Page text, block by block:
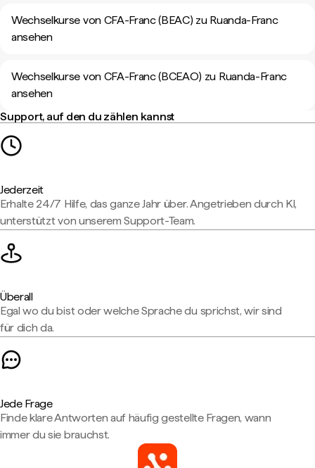
Wechselkurse von CFA-Franc (BEAC) zu Ruanda-Franc
ansehen
Wechselkurse von CFA-Franc (BCEAO) zu Ruanda-Franc
ansehen
Support, auf den du zählen kannst
Jederzeit
Erhalte 24/7 Hilfe, das ganze Jahr über. Angetrieben durch KI,
unterstützt von unserem Support-Team.
Überall
Egal wo du bist oder welche Sprache du sprichst, wir sind
für dich da.
Jede Frage
Finde klare Antworten auf häufig gestellte Fragen, wann
immer du sie brauchst.